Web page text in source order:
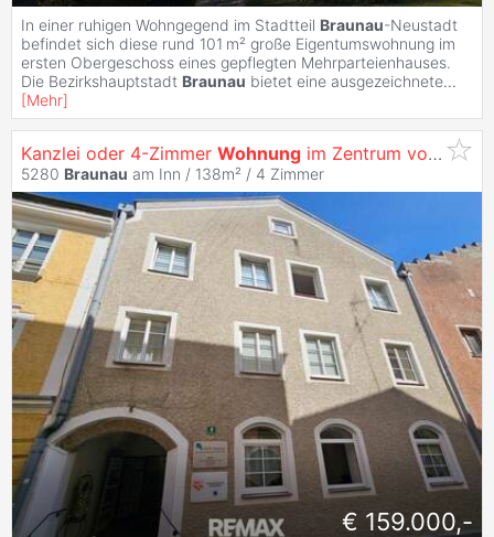
In einer ruhigen Wohngegend im Stadtteil Braunau-Neustadt
befindet sich diese rund 101 m² große Eigentumswohnung im
ersten Obergeschoss eines gepflegten Mehrparteienhauses.
Die Bezirkshauptstadt Braunau bietet eine ausgezeichnete...
[Mehr]
Kanzlei oder 4-Zimmer Wohnung im Zentrum von
5280 Braunau am Inn / 138m² / 4 Zimmer
€ 159.000,-